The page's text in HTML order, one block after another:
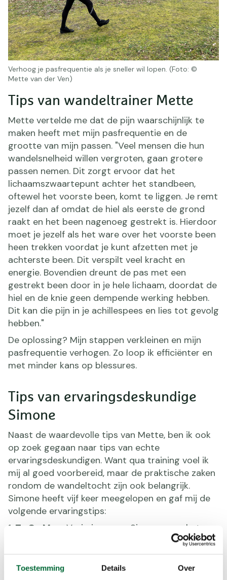
Toestemming Details Over
Tips van wandeltrainer Mette
Mette vertelde me dat de pijn waarschijnlijk te
maken heeft met mijn pasfrequentie en de
grootte van mijn passen. "Veel mensen die hun
wandelsnelheid willen vergroten, gaan grotere
passen nemen. Dit zorgt ervoor dat het
lichaamszwaartepunt achter het standbeen,
oftewel het voorste been, komt te liggen. Je remt
jezelf dan af omdat de hiel als eerste de grond
raakt en het been nagenoeg gestrekt is. Hierdoor
moet je jezelf als het ware over het voorste been
heen trekken voordat je kunt afzetten met je
achterste been. Dit verspilt veel kracht en
energie. Bovendien dreunt de pas met een
gestrekt been door in je hele lichaam, doordat de
hiel en de knie geen dempende werking hebben.
Dit kan die pijn in je achillespees en lies tot gevolg
hebben."
De oplossing? Mijn stappen verkleinen en mijn
pasfrequentie verhogen. Zo loop ik efficiënter en
met minder kans op blessures.
Verhoog je pasfrequentie als je sneller wil lopen. (Foto: ©
Mette van der Ven)
Tips van ervaringsdeskundige
Simone
Naast de waardevolle tips van Mette, ben ik ook
op zoek gegaan naar tips van echte
ervaringsdeskundigen. Want qua training voel ik
mij al goed voorbereid, maar de praktische zaken
rondom de wandeltocht zijn ook belangrijk.
Simone heeft vijf keer meegelopen en gaf mij de
volgende ervaringstips:
To Go Mug:
Vorig jaar nam Simone voor het
eerst een to go mug mee. “Ideaal voor als je
koffie onderweg wilt maar niet te lang pauze wilt
nemen om het op te drinken. Met die to go mug